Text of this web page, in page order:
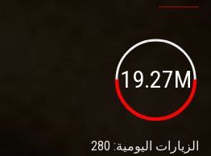
19.27M
الزيارات اليومية: 280